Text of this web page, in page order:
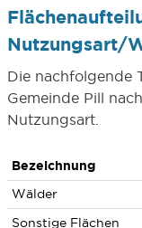
Nutzungsart/
Die nachfolgende
Gemeinde Pill
Nutzungsart.
Bezeichnung
Wälder
Sonstige Flächen